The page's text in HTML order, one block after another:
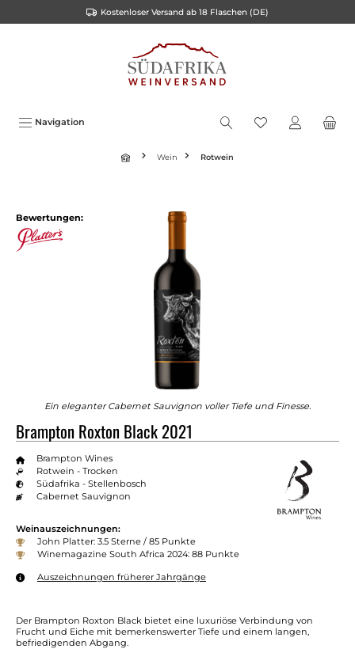
Kostenloser Versand ab 18 Flaschen (DE)
Navigation
Wein Rotwein
Bewertungen:
Ein eleganter Cabernet Sauvignon voller Tiefe und Finesse.
Brampton Roxton Black 2021
Brampton Wines
Rotwein - Trocken
Südafrika - Stellenbosch
Cabernet Sauvignon
Weinauszeichnungen:
John Platter: 3.5 Sterne / 85 Punkte
Winemagazine South Africa 2024: 88 Punkte
Auszeichnungen früherer Jahrgänge
Der Brampton Roxton Black bietet eine luxuriöse Verbindung von
Frucht und Eiche mit bemerkenswerter Tiefe und einem langen,
befriedigenden Abgang.